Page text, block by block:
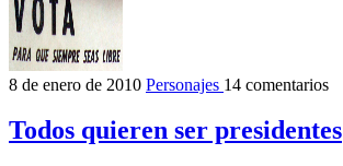
8 de enero de 2010 Personajes 14 comentarios
Todos quieren ser presidentes